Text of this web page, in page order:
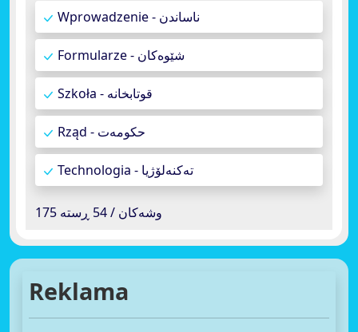
Wprowadzenie - ناساندن
Formularze - شێوەکان
Szkoła - قوتابخانە
Rząd - حکومەت
Technologia - تەکنەلۆژیا
175 وشەکان / 54 ڕستە
Reklama